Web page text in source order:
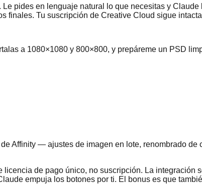
pides en lenguaje natural lo que necesitas y
finales. Tu suscripción de Creative Cloud sigue
a 1080×1080 y 800×800, y prepáreme un PSD
Affinity — ajustes de imagen en lote, renombrado
de pago único, no suscripción. La
empuja los botones por ti. El bonus es que